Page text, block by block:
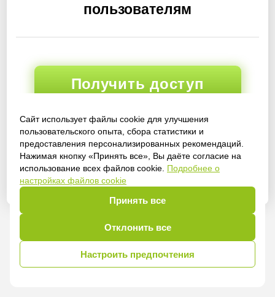
Сайт использует файлы cookie для улучшения
пользовательского опыта, сбора статистики и
предоставления персонализированных рекомендаций.
Нажимая кнопку «Принять все», Вы даёте согласие на
использование всех файлов cookie. Подробнее о
настройках файлов cookie
Принять все
Отклонить все
Настроить предпочтения
пользователям
Получить доступ
Войти